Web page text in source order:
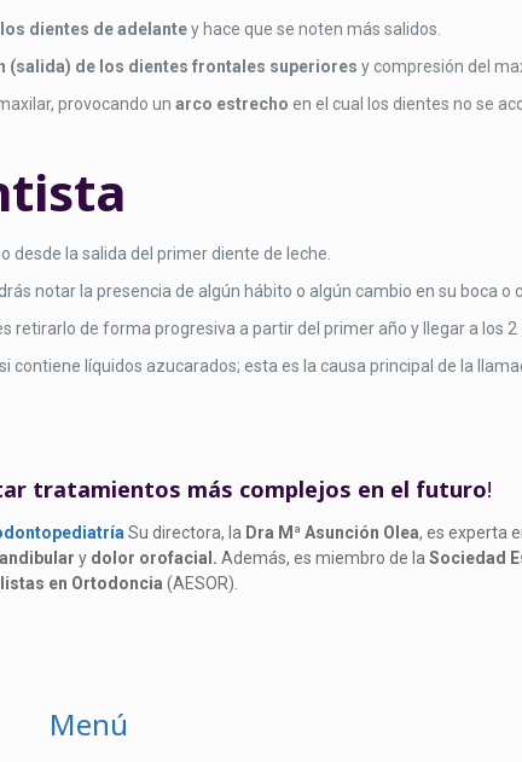
dientes de adelantey hace que se noten más salidos.
(salida) de los dientes frontales superiores y compresión del
provocando unarco estrecho en el cual los dientes no se
desde la salida del primer diente de leche.
notar la presencia de algún hábito o algún cambio en su boca o
retirarlo de forma progresiva a partir del primer año y llegar a los 2
contiene líquidos azucarados; esta es la causa principal de la
tratamientos más complejos en el futuro!
Su directora, la Dra Mª Asunción Olea, es experta
y dolor orofacial. Además, es miembro de laSociedad
en Ortodoncia(AESOR).
Menú